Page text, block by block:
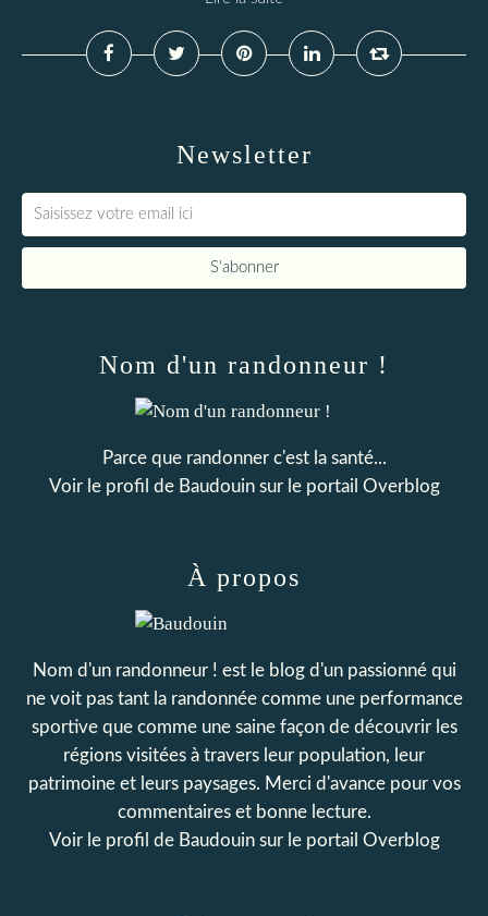
Newsletter
Nom d'un randonneur !
Parce que randonner c'est la santé...
Voir le profil de Baudouinsur le portail Overblog
À propos
Nom d'un randonneur ! est le blog d'un passionné qui
ne voit pas tant la randonnée comme une performance
sportive que comme une saine façon de découvrir les
régions visitées à travers leur population, leur
patrimoine et leurs paysages. Merci d'avance pour vos
commentaires et bonne lecture.
Voir le profil de Baudouinsur le portail Overblog